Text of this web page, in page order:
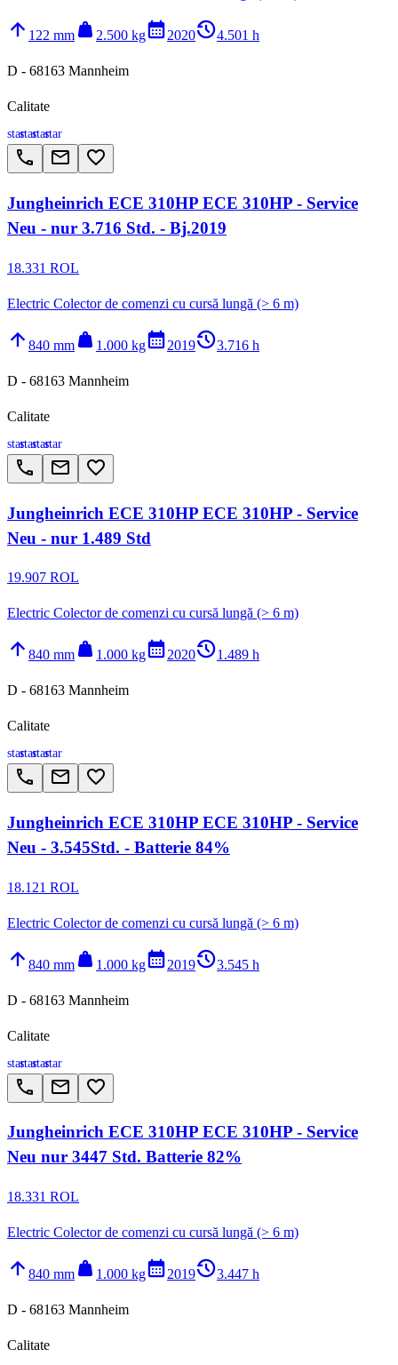
arrow_upward 122 mm weight 2.500 kgcalendar_month2020history_24.501 h
D - 68163 Mannheim
Calitate
starstarstarstar
call email favorite_border
Jungheinrich ECE 310HP ECE 310HP - Service
Neu - nur 3.716 Std. - Bj.2019
18.331 ROL
Electric Colector de comenzi cu cursă lungă (> 6 m)
arrow_upward 840 mm weight 1.000 kgcalendar_month2019history_23.716 h
D - 68163 Mannheim
Calitate
starstarstarstar
call email favorite_border
Jungheinrich ECE 310HP ECE 310HP - Service
Neu - nur 1.489 Std
19.907 ROL
Electric Colector de comenzi cu cursă lungă (> 6 m)
arrow_upward 840 mm weight 1.000 kgcalendar_month2020history_21.489 h
D - 68163 Mannheim
Calitate
starstarstarstar
call email favorite_border
Jungheinrich ECE 310HP ECE 310HP - Service
Neu - 3.545Std. - Batterie 84%
18.121 ROL
Electric Colector de comenzi cu cursă lungă (> 6 m)
arrow_upward 840 mm weight 1.000 kgcalendar_month2019history_23.545 h
D - 68163 Mannheim
Calitate
starstarstarstar
call email favorite_border
Jungheinrich ECE 310HP ECE 310HP - Service
Neu nur 3447 Std. Batterie 82%
18.331 ROL
Electric Colector de comenzi cu cursă lungă (> 6 m)
arrow_upward 840 mm weight 1.000 kgcalendar_month2019history_23.447 h
D - 68163 Mannheim
Calitate